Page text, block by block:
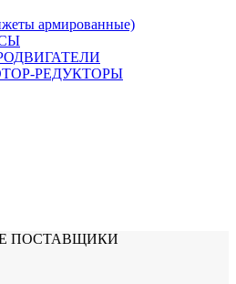
армированные)
РЕДУКТОРЫ
ПОСТАВЩИКИ